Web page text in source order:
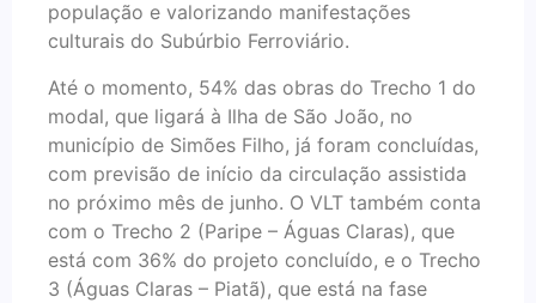
população e valorizando manifestações
culturais do Subúrbio Ferroviário.
Até o momento, 54% das obras do Trecho 1 do
modal, que ligará à Ilha de São João, no
município de Simões Filho, já foram concluídas,
com previsão de início da circulação assistida
no próximo mês de junho. O VLT também conta
com o Trecho 2 (Paripe – Águas Claras), que
está com 36% do projeto concluído, e o Trecho
3 (Águas Claras – Piatã), que está na fase